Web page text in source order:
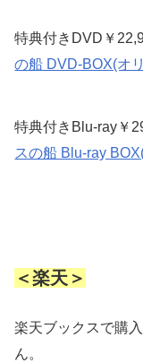
特典付きDVD￥
の船 DVD-BOX(オ
特典付きBlu-ray￥
スの船 Blu-ray
＜楽天＞
楽天ブックスで購
ん。